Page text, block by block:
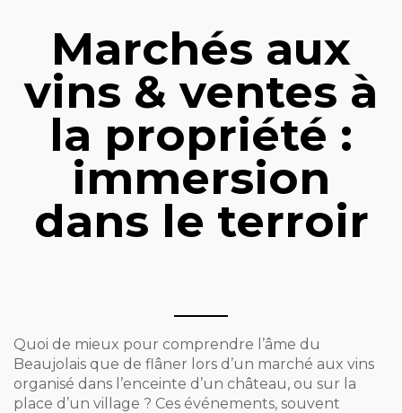
Marchés aux
vins & ventes à
la propriété :
immersion
dans le terroir
Quoi de mieux pour comprendre l’âme du
Beaujolais que de flâner lors d’un marché aux vins
organisé dans l’enceinte d’un château, ou sur la
place d’un village ? Ces événements, souvent